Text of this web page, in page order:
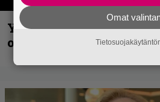
Yngwie Malmsteen
or Never -single
Omat